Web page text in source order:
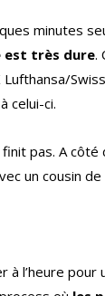
minutes
est très dure.
Lufthansa/
celui-ci.
finit pas. A
un cousin
à l’heure pour